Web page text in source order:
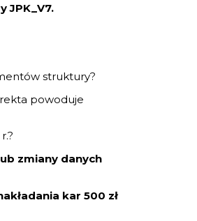
JPK_V7.
struktury?
powoduje
zmiany danych
kar 500 zł